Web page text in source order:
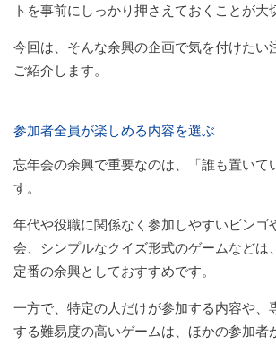
トを事前にしっかり押さえておくことが大
今回は、そんな余興の企画で気を付けたい
ご紹介します。
参加者全員が楽しめる内容を選ぶ
忘年会の余興で重要なのは、「誰も置いて
す。
年代や役職に関係なく参加しやすいビンゴ
会、シンプルなクイズ形式のゲームなどは
定番の余興としておすすめです。
一方で、特定の人だけが参加する内容や、
する難易度の高いゲームは、ほかの参加者